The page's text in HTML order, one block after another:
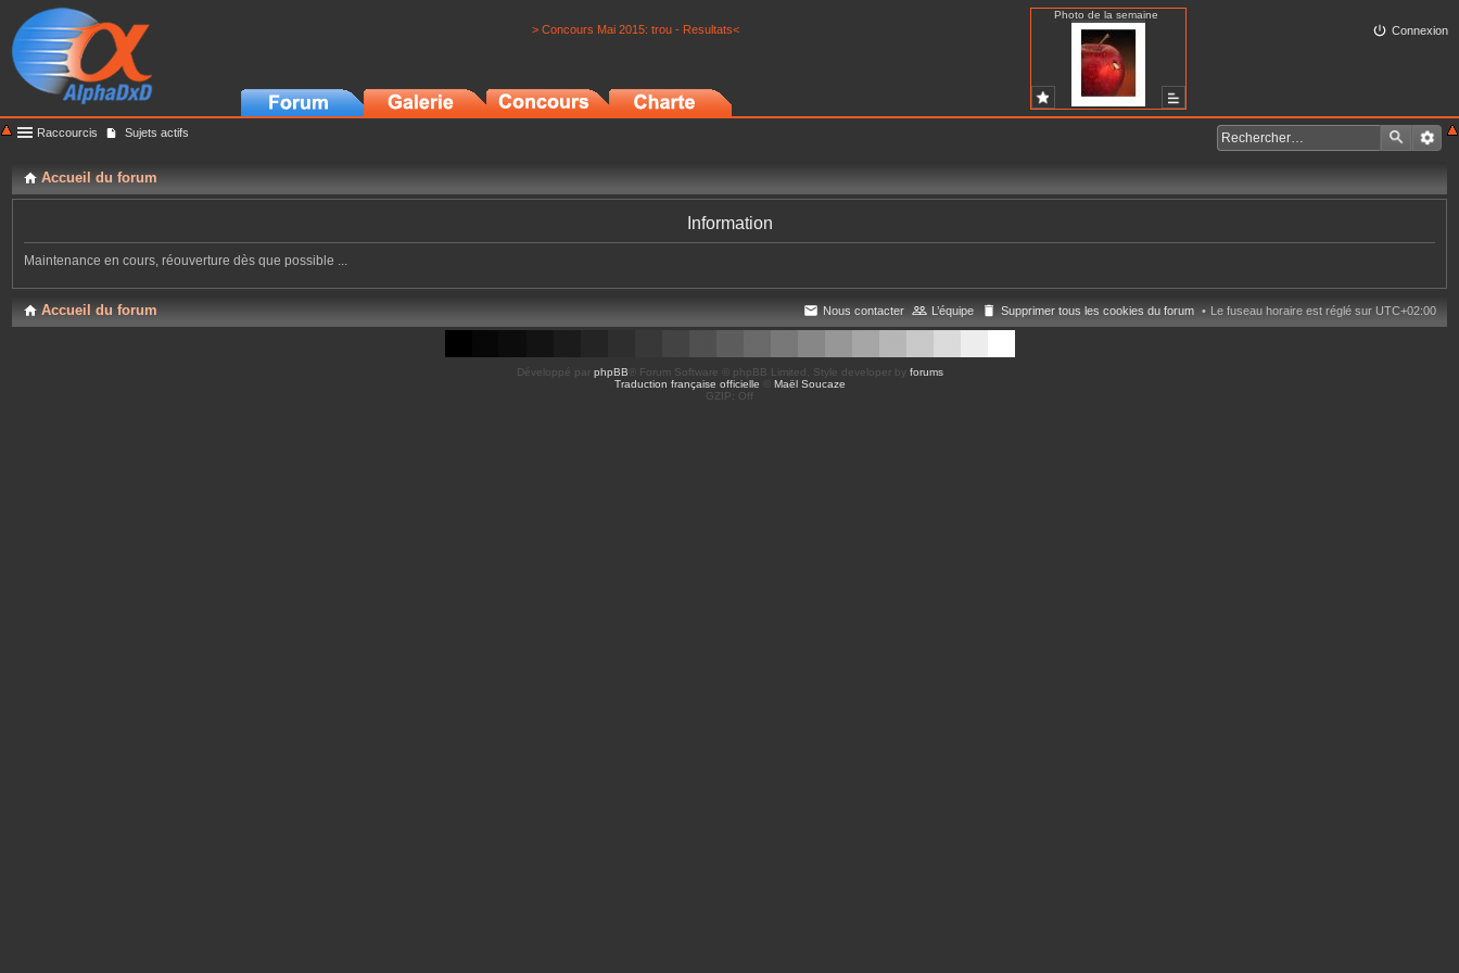
> Concours Mai 2015: trou - Resultats<
Photo de la semaine
Connexion
Raccourcis Sujets actifs
Accueil du forum
Information
Maintenance en cours, réouverture dès que possible ...
Accueil du forum Le fuseau horaire est réglé sur UTC+02:00
Supprimer tous les cookies du forum
L’équipe
Nous contacter
Développé par phpBB ® Forum Software © phpBB Limited , Style developer by forums
Traduction française officielle
Maël Soucaze
GZIP: Off